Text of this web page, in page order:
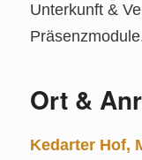
Unterkunft &
Ort &
Kedarter Hof,